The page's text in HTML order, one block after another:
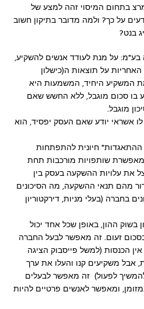
בתחום המיסוי זהה למצע של
על כך? ולמה מדובר בתיקון חשוב
בנט?
על מנת לעודד אנשים להשקיע,
על תוצאות ה(כישלון
המשקיע היחיד, המשמעות היא
בו סכום מוגבל, ללא החשש שאם
מוגבל.
אשראי יודע שאם העסק יפסיד, הוא
חיונית להתפתחות
שותפויות מורכבות תחת
את עלויות ההשקעה בעסק בין
מהם תנאי ההשקעה, מה הסיכונים
בחברה (בעלי מניות, דירקטוריון
בשוק ההון, באופן שכל אחד יכול
זעום. זה מאפשר לבעל החברה
הכנסות (למשל פייסבוק הציגה
אבל משקיעים קנו והעלו את ערך
לפעול) זה מאפשר לבעלים
ומאפשר לאנשים פרטיים להיות